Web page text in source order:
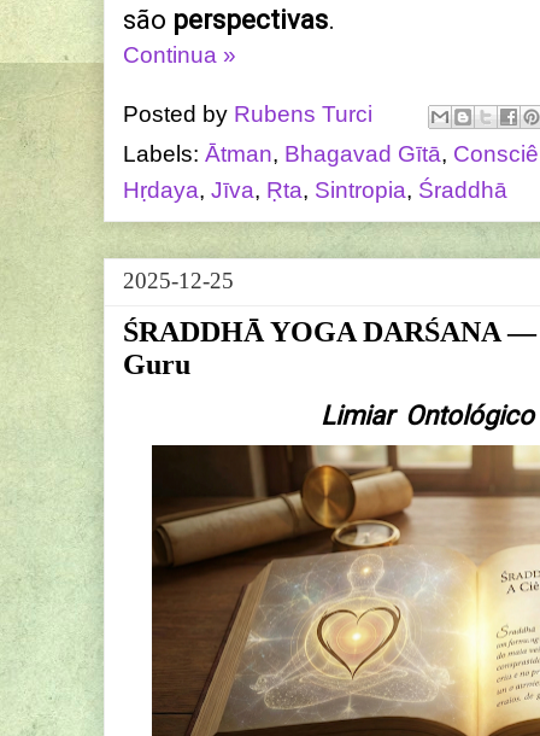
são perspectivas.
Continua »
Posted by Rubens Turci
Labels: Ātman, Bhagavad Gītā,
Hṛdaya, Jīva, Ṛta, Sintropia, Śraddhā
2025-12-25
ŚRADDHĀ YOGA DARŚANA
Guru
Limiar Ontológico